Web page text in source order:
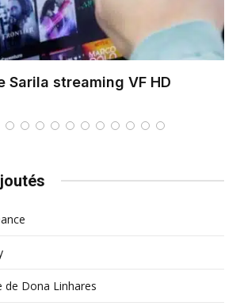
Sarila streaming VF HD
de Dona Linhares